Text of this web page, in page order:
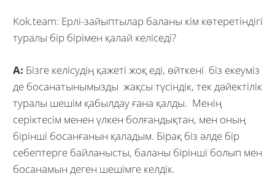
Kok.team: Ерлі-зайыптылар баланы кім көтеретіндігі
туралы бір бірімен қалай келіседі?
А: Бізге келісудің қажеті жоқ еді, өйткені біз екеуміз
де босанатынымызды жақсы түсіндік, тек дәйектілік
туралы шешім қабылдау ғана қалды. Менің
серіктесім менен үлкен болғандықтан, мен оның
бірінші босанғанын қаладым. Бірақ біз әлде бір
себептерге байланысты, баланы бірінші болып мен
босанамын деген шешімге келдік.